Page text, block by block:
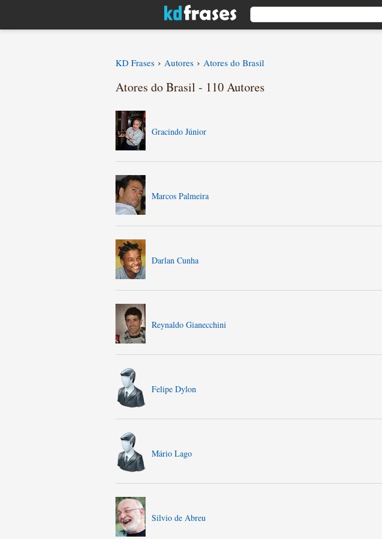
KD Frases › Autores › Atores do Brasil
Atores do Brasil - 110 Autores
Gracindo Júnior
Marcos Palmeira
Darlan Cunha
Reynaldo Gianecchini
Felipe Dylon
Mário Lago
Silvio de Abreu